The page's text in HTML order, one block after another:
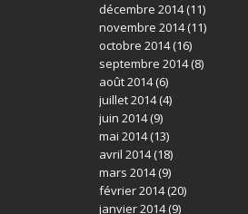
décembre 2014(11)
novembre 2014(11)
octobre 2014(16)
septembre 2014(8)
août 2014(6)
juillet 2014(4)
juin 2014(9)
mai 2014(13)
avril 2014(18)
mars 2014(9)
février 2014(20)
janvier 2014(9)